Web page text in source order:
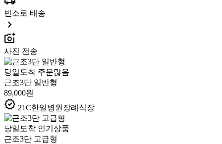
빈소로 배송
chevron_right
add_a_photo
사진 전송
당일도착 주문많음
근조3단 일반형
89,000원
verified 21C한일병원장례식장
당일도착 인기상품
근조3단 고급형